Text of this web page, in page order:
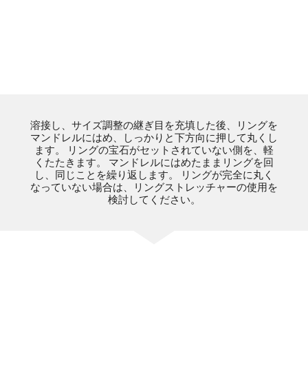
溶接し、サイズ調整の継ぎ目を充填した後、リングを
マンドレルにはめ、しっかりと下方向に押して丸くし
ます。 リングの宝石がセットされていない側を、軽
くたたきます。 マンドレルにはめたままリングを回
し、同じことを繰り返します。 リングが完全に丸く
なっていない場合は、リングストレッチャーの使用を
検討してください。